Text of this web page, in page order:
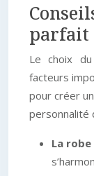
parfait
Le choix
facteurs
pour créer
personnalité
La